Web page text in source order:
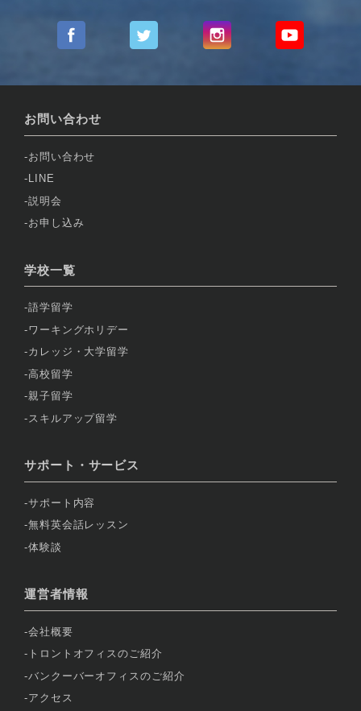
お問い合わせ
お問い合わせ
LINE
説明会
お申し込み
学校一覧
語学留学
ワーキングホリデー
カレッジ・大学留学
高校留学
親子留学
スキルアップ留学
サポート・サービス
サポート内容
無料英会話レッスン
体験談
運営者情報
会社概要
トロントオフィスのご紹介
バンクーバーオフィスのご紹介
アクセス